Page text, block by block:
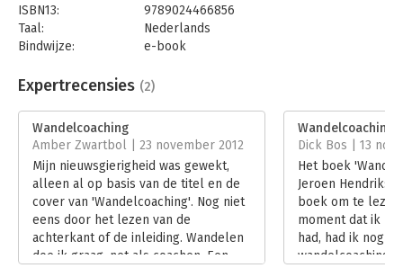
ISBN13:
9789024466856
Taal:
Nederlands
Bindwijze:
e-book
Bestandsformaat:
epub
Uitgever:
Druk:
Verschijningsdatum:
9-3-2024
Hoofdrubriek: Coaching en trainen
Expertrecensies (2)
Wandelcoaching
Amber Zwartbol | 23 november 2012
Mijn nieuwsgierigheid was gewekt,
alleen al op basis van de titel en de
cover van 'Wandelcoaching'. Nog niet
eens door het lezen van de
achterkant of de inleiding. Wandelen
doe ik graag, net als coachen. Een
Wandelcoaching
Dick Bos | 13
Het boek
Jeroen
boek om te
moment dat ik
had, had ik nog
wandelcoaching